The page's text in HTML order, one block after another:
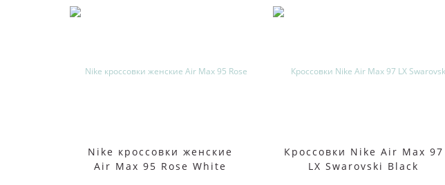
Nike кроссовки женские
Air Max 95 Rose White
Кроссовки Nike Air Max 97
LX Swarovski Black